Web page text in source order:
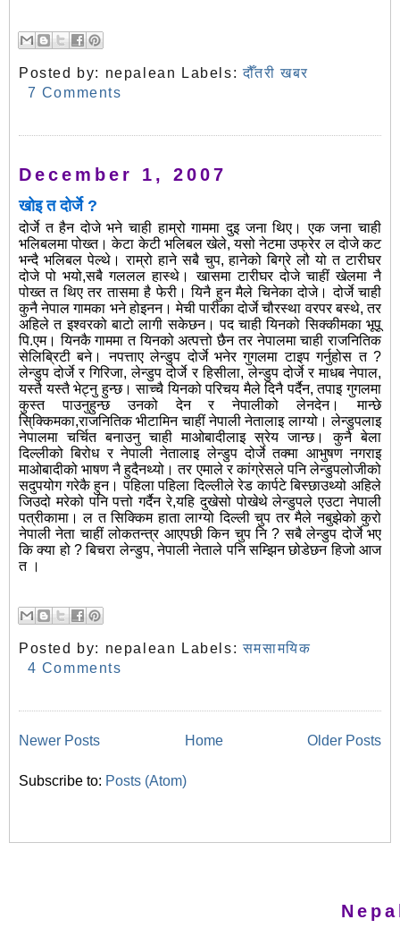
Posted by: nepalean Labels:दौँतरी खबर
7 Comments
December 1, 2007
खोइ त दोर्जे ?
दोर्जे त हैन दोजे भने चाही हाम्रो गाममा दुइ जना थिए। एक जना चाही
भलिबलमा पोख्त। केटा केटी भलिबल खेले, यसो नेटमा उफ्रेर ल दोजे कट
भन्दै भलिबल पेल्थे। राम्रो हाने सबै चुप, हानेको बिग्रे लौ यो त टारीघर
दोजे पो भयो,सबै गललल हास्थे। खासमा टारीघर दोजे चाहीं खेलमा नै
पोख्त त थिए तर तासमा है फेरी। यिनै हुन मैले चिनेका दोजे। दोर्जे चाही
कुनै नेपाल गामका भने होइनन। मेची पारीका दोर्जे चौरस्था वरपर बस्थे, तर
अहिले त इश्वरको बाटो लागी सकेछन। पद चाही यिनको सिक्कीमका भूपू
पि.एम। यिनकै गाममा त यिनको अत्पत्तो छैन तर नेपालमा चाही राजनितिक
सेलिब्रिटी बने। नपत्ताए लेन्डुप दोर्जे भनेर गुगलमा टाइप गर्नुहोस त ?
लेन्डुप दोर्जे र गिरिजा, लेन्डुप दोर्जे र हिसीला, लेन्डुप दोर्जे र माधब नेपाल,
यस्तै यस्तै भेट्नु हुन्छ। साच्चै यिनको परिचय मैले दिनै पर्दैन, तपाइ गुगलमा
कुस्त पाउनुहुन्छ उनको देन र नेपालीको लेनदेन। मान्छे
सि्क्किमका,राजनितिक भीटामिन चाहीं नेपाली नेतालाइ लाग्यो। लेन्डुपलाइ
नेपालमा चर्चित बनाउनु चाही माओबादीलाइ स्रेय जान्छ। कुनै बेला
दिल्लीको बिरोध र नेपाली नेतालाइ लेन्डुप दोर्जे तक्मा आभुषण नगराइ
माओबादीको भाषण नै हुदैनथ्यो। तर एमाले र कांग्रेसले पनि लेन्डुपलोजीको
सदुपयोग गरेकै हुन। पहिला पहिला दिल्लीले रेड कार्पटे बिस्छाउथ्यो अहिले
जिउदो मरेको पनि पत्तो गर्दैन रे,यहि दुखेसो पोखेथे लेन्डुपले एउटा नेपाली
पत्रीकामा। ल त सिक्किम हाता लाग्यो दिल्ली चुप तर मैले नबुझेको कुरो
नेपाली नेता चाहीं लोकतन्त्र आएपछी किन चुप नि ? सबै लेन्डुप दोर्जे भए
कि क्या हो ? बिचरा लेन्डुप, नेपाली नेताले पनि सम्झिन छोडेछन हिजो आज
त ।
Posted by: nepalean Labels:समसामयिक
4 Comments
Newer Posts Older Posts
Home
Subscribe to: Posts (Atom)